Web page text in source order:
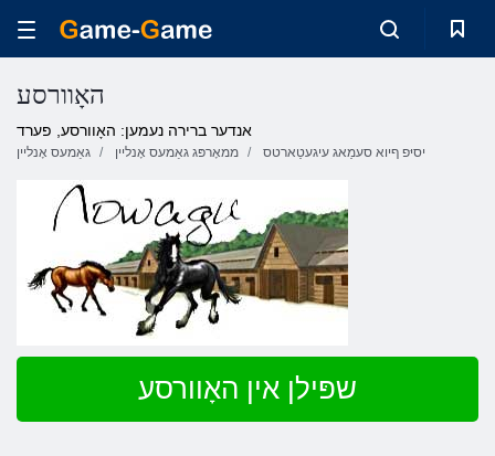
האָוורסע
אנדער ברירה נעמען: האָוורסע, פערד
גאַמעס אָנליין ממאָרפּג גאַמעס אָנליין יסיּפ ףיוא סעמַאג עיגעטַארטס
שפּילן אין האָוורסע